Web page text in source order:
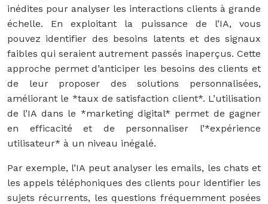
inédites pour analyser les interactions clients à grande
échelle. En exploitant la puissance de l’IA, vous
pouvez identifier des besoins latents et des signaux
faibles qui seraient autrement passés inaperçus. Cette
approche permet d’anticiper les besoins des clients et
de leur proposer des solutions personnalisées,
améliorant le *taux de satisfaction client*. L’utilisation
de l’IA dans le *marketing digital* permet de gagner
en efficacité et de personnaliser l’*expérience
utilisateur* à un niveau inégalé.
Par exemple, l’IA peut analyser les emails, les chats et
les appels téléphoniques des clients pour identifier les
sujets récurrents, les questions fréquemment posées